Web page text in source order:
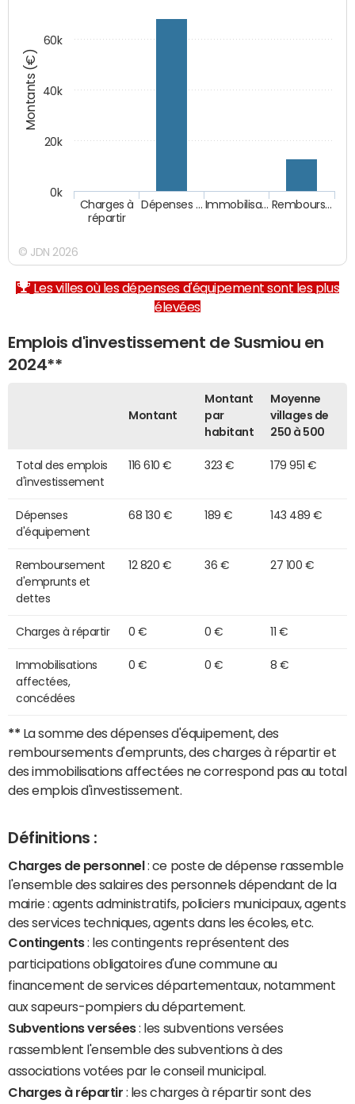
Montants (€)
Charges à
répartir
Dépenses … Immobilisa… Rembours…
0k
20k
40k
60k
© JDN 2026
Les villes où les dépenses d'équipement sont les plus
élevées
Emplois d'investissement de Susmiou en
2024**
Montant
Montant
par
habitant
Moyenne
villages de
250 à 500
Total des emplois
d'investissement
116 610 € 323 € 179 951 €
Dépenses
d'équipement
68 130 € 189 € 143 489 €
Remboursement
d'emprunts et
dettes
12 820 € 36 € 27 100 €
Charges à répartir 0 € 0 € 11 €
Immobilisations
affectées,
concédées
0 € 0 € 8 €
** La somme des dépenses d'équipement, des
remboursements d'emprunts, des charges à répartir et
des immobilisations affectées ne correspond pas au total
des emplois d'investissement.
Définitions :
Charges de personnel : ce poste de dépense rassemble
l'ensemble des salaires des personnels dépendant de la
mairie : agents administratifs, policiers municipaux, agents
des services techniques, agents dans les écoles, etc.
Contingents: les contingents représentent des
participations obligatoires d'une commune au
financement de services départementaux, notamment
aux sapeurs-pompiers du département.
Subventions versées: les subventions versées
rassemblent l'ensemble des subventions à des
associations votées par le conseil municipal.
Charges à répartir : les charges à répartir sont des